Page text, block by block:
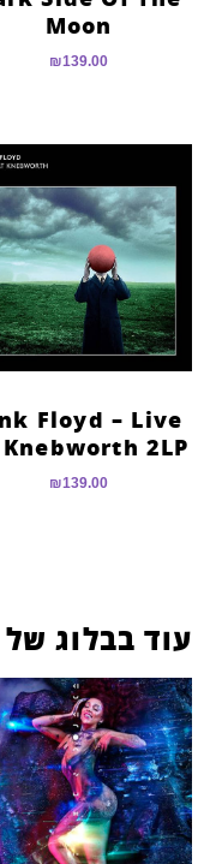
Moon
₪139.00
Floyd – Live
2LP
₪139.00
עוד בבלוג של